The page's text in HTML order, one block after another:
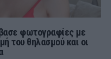
φωτογραφίες με
του θηλασμού και οι